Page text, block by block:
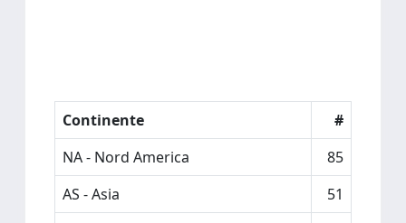
Continente
#
NA - Nord America
85
AS - Asia
51